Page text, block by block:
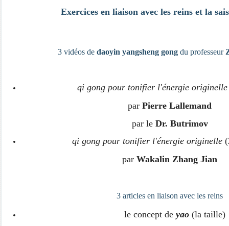
Exercices en liaison avec les reins et la
3 vidéos de daoyin yangsheng gongdu professeur
qi gong pour tonifier l'énergie originelle
par Pierre Lallemand
par le Dr. Butrimov
qi gong pour tonifier l'énergie originelle
par Wakalin Zhang Jian
3 articles en liaison avec les reins
le concept de yao (la taille)